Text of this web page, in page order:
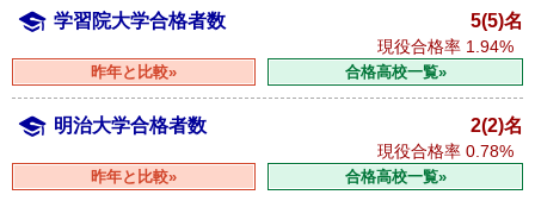
学習院大学合格者数 5(5)名
現役合格率 1.94%
昨年と比較» 合格高校一覧»
明治大学合格者数 2(2)名
現役合格率 0.78%
昨年と比較» 合格高校一覧»